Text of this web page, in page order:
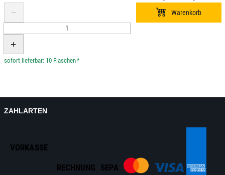
*
ZAHLARTEN
VORKASSE
RECHNUNG SEPA